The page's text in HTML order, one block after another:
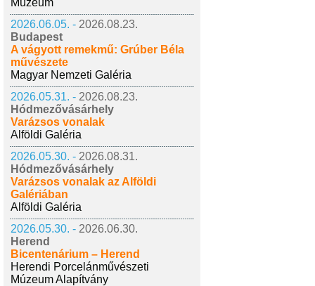
Múzeum
2026.06.05. - 2026.08.23.
Budapest
A vágyott remekmű: Grúber Béla
művészete
Magyar Nemzeti Galéria
2026.05.31. - 2026.08.23.
Hódmezővásárhely
Varázsos vonalak
Alföldi Galéria
2026.05.30. - 2026.08.31.
Hódmezővásárhely
Varázsos vonalak az Alföldi
Galériában
Alföldi Galéria
2026.05.30. - 2026.06.30.
Herend
Bicentenárium – Herend
Herendi Porcelánművészeti
Múzeum Alapítvány